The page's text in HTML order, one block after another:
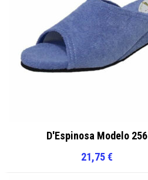
D'Espinosa Modelo 256
21,75€